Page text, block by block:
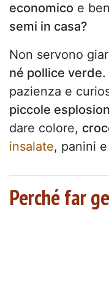
economico e
semi in casa?
Non servono
né pollice verde.
pazienza e
piccole
dare colore,
insalate, panini e
Perché far